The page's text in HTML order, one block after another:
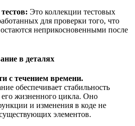
Это коллекции тестовых
для проверки того, что
неприкосновенными после
в деталях
с течением времени.
обеспечивает стабильность
жизненного цикла. Оно
и изменения в коде не
элементов.